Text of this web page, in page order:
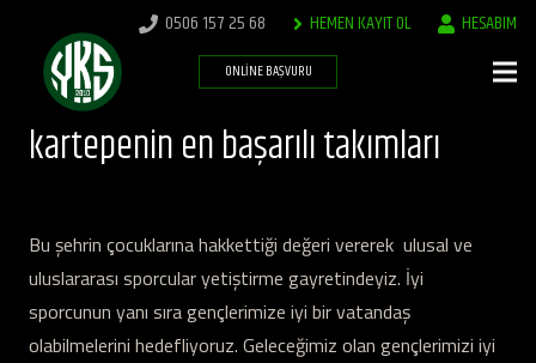
0506 157 25 68 HEMEN KAYIT OL HESABIM
ONLINE BAŞVURU
kartepenin en başarılı takımları
Bu şehrin çocuklarına hakkettiği değeri vererek ulusal ve
uluslararası sporcular yetiştirme gayretindeyiz. İyi
sporcunun yanı sıra gençlerimize iyi bir vatandaş
olabilmelerini hedefliyoruz. Geleceğimiz olan gençlerimizi iyi